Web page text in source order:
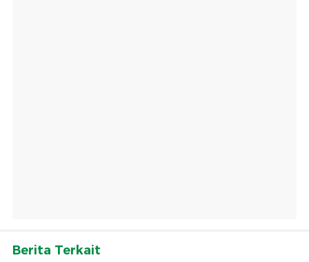
Berita Terkait